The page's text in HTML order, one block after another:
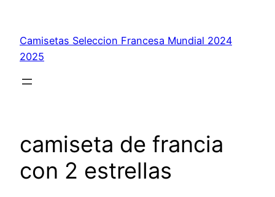
contenido
Camisetas Seleccion Francesa Mundial 2024
2025
camiseta de francia
con 2 estrellas